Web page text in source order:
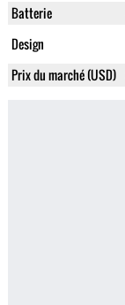
Batterie
Design
Prix du marché (USD)